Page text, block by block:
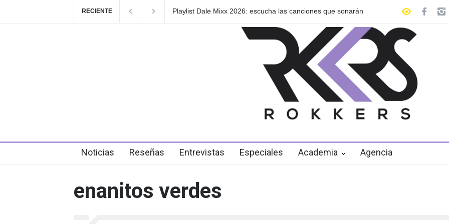
RECIENTE
Playlist Dale Mixx 2026: escucha las canciones que sonarán
GRLS anuncia su nuevo EP: Pink
Noticias Reseñas Entrevistas Especiales Academia Agencia
enanitos verdes